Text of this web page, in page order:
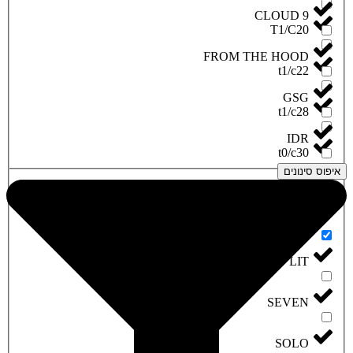
T1/C20
t1/c22
t1/c28
t0/c30
CLOUD 9
FROM THE HOOD
GSG
IDR
IMC
LIT
SEVEN
SOLO
איפוס סינונים